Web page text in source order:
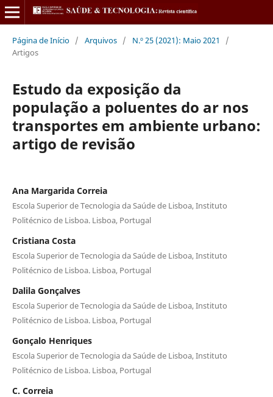
Página de Início / Arquivos / N.º 25 (2021): Maio 2021
/
Artigos
Estudo da exposição da
população a poluentes do ar nos
transportes em ambiente urbano:
artigo de revisão
Ana Margarida Correia
Escola Superior de Tecnologia da Saúde de Lisboa, Instituto
Politécnico de Lisboa. Lisboa, Portugal
Cristiana Costa
Escola Superior de Tecnologia da Saúde de Lisboa, Instituto
Politécnico de Lisboa. Lisboa, Portugal
Dalila Gonçalves
Escola Superior de Tecnologia da Saúde de Lisboa, Instituto
Politécnico de Lisboa. Lisboa, Portugal
Gonçalo Henriques
Escola Superior de Tecnologia da Saúde de Lisboa, Instituto
Politécnico de Lisboa. Lisboa, Portugal
C. Correia